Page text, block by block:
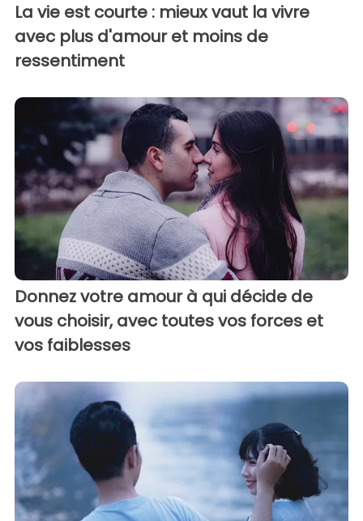
La vie est courte : mieux vaut la vivre
avec plus d'amour et moins de
ressentiment
Donnez votre amour à qui décide de
vous choisir, avec toutes vos forces et
vos faiblesses